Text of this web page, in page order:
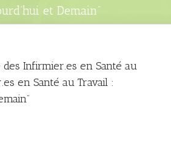
et Demain”
des Infirmier.es en Santé au
en Santé au Travail :